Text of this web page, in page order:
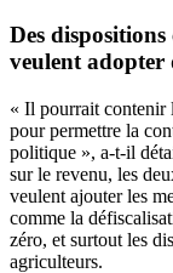
Des dispositions
veulent adopter
« Il pourrait contenir
pour permettre la
politique », a-t-il
sur le revenu, les
veulent ajouter les
comme la
zéro, et surtout les
agriculteurs.